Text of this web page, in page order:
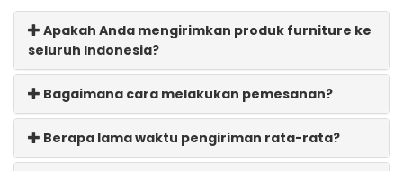
Apakah Anda mengirimkan produk furniture ke
seluruh Indonesia?
Bagaimana cara melakukan pemesanan?
Berapa lama waktu pengiriman rata-rata?